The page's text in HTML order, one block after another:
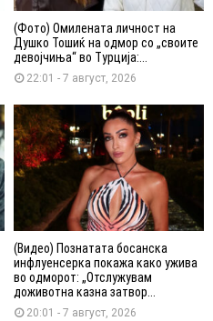
(Фото) Омилената личност на
Душко Тошиќ на одмор со „своите
девојчиња“ во Турција:...
22:01 - 7 август, 2026
(Видео) Познатата босанска
инфлуенсерка покажа како ужива
во одморот: „Отслужувам
доживотна казна затвор...
20:01 - 7 август, 2026